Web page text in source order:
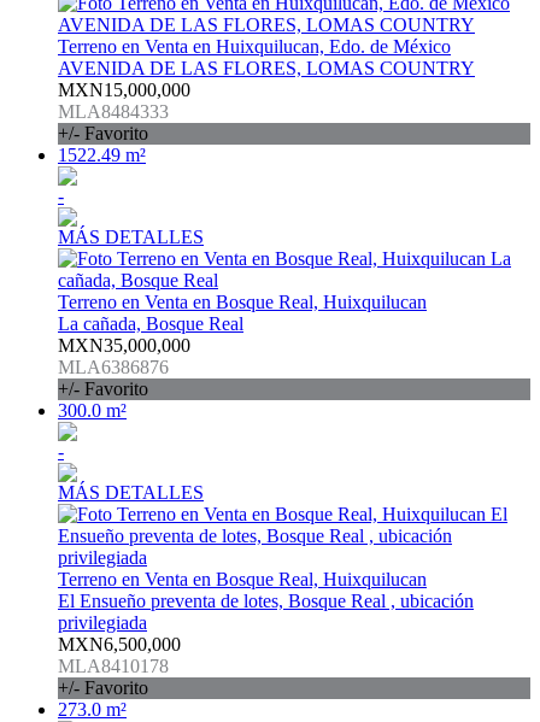
Terreno en Venta en Huixquilucan, Edo. de México
AVENIDA DE LAS FLORES, LOMAS COUNTRY
MXN15,000,000
MLA8484333
+/- Favorito
1522.49 m²
-
MÁS DETALLES
Terreno en Venta en Bosque Real, Huixquilucan
La cañada, Bosque Real
MXN35,000,000
MLA6386876
+/- Favorito
300.0 m²
-
MÁS DETALLES
Terreno en Venta en Bosque Real, Huixquilucan
El Ensueño preventa de lotes, Bosque Real , ubicación
privilegiada
MXN6,500,000
MLA8410178
+/- Favorito
273.0 m²